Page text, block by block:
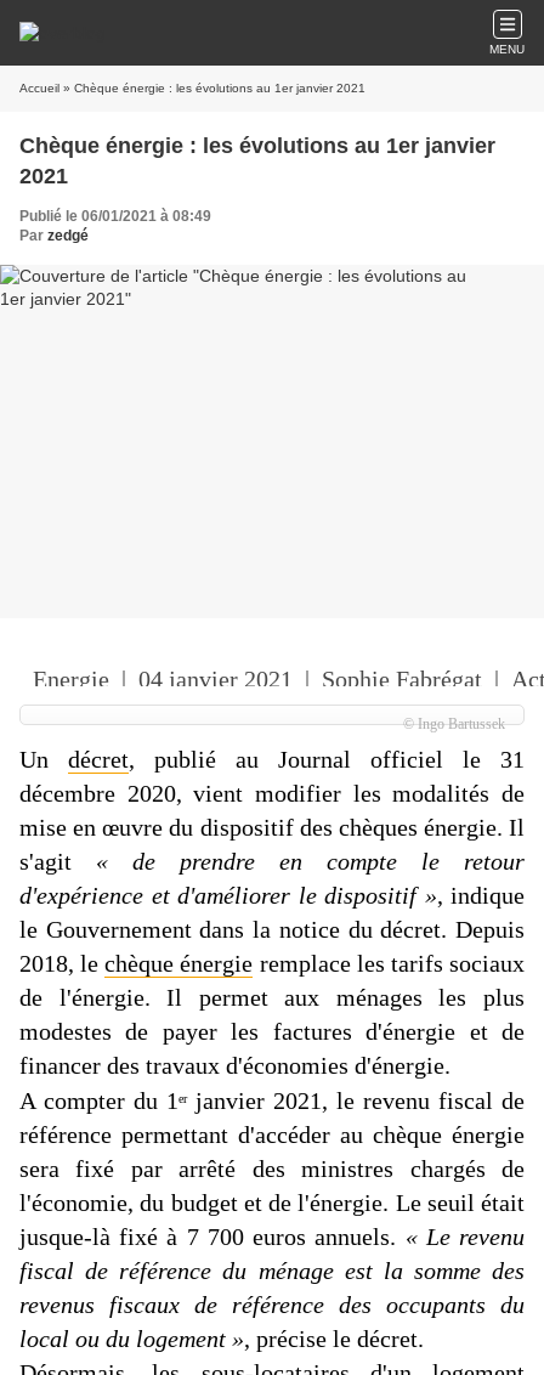
MENU
Accueil » Chèque énergie : les évolutions au 1er janvier 2021
Chèque énergie : les évolutions au 1er janvier
2021
Publié le 06/01/2021 à 08:49
Par zedgé
Energie | 04 janvier 2021 | Sophie Fabrégat |
© Ingo Bartussek
Un décret, publié au Journal officiel le 31
décembre 2020, vient modifier les modalités de
mise en œuvre du dispositif des chèques énergie. Il
s'agit « de prendre en compte le retour
d'expérience et d'améliorer le dispositif », indique
le Gouvernement dans la notice du décret. Depuis
2018, lechèque énergie remplace les tarifs sociaux
de l'énergie. Il permet aux ménages les plus
modestes de payer les factures d'énergie et de
financer des travaux d'économies d'énergie.
A compter du 1 erjanvier 2021, le revenu fiscal de
référence permettant d'accéder au chèque énergie
sera fixé par arrêté des ministres chargés de
l'économie, du budget et de l'énergie. Le seuil était
jusque-là fixé à 7 700 euros annuels. « Le revenu
fiscal de référence du ménage est la somme des
revenus fiscaux de référence des occupants du
local ou du logement », précise le décret.